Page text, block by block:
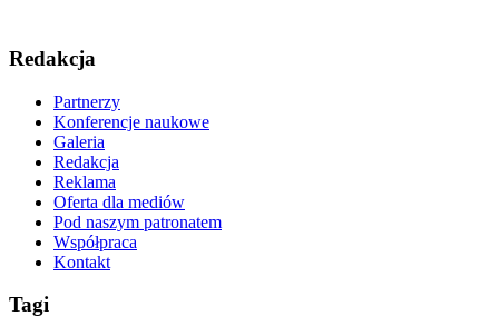
Redakcja
Partnerzy
Konferencje naukowe
Galeria
Redakcja
Reklama
Oferta dla mediów
Pod naszym patronatem
Współpraca
Kontakt
Tagi